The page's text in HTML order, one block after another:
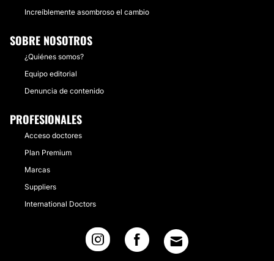
Increíblemente asombroso el cambio
SOBRE NOSOTROS
¿Quiénes somos?
Equipo editorial
Denuncia de contenido
PROFESIONALES
Acceso doctores
Plan Premium
Marcas
Suppliers
International Doctors